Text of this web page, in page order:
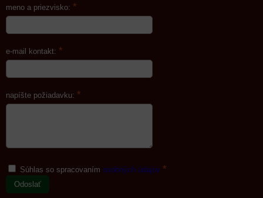
meno a priezvisko: *
e-mail kontakt: *
napíšte požiadavku: *
Súhlas so spracovaním osobných údajov *
Odoslať